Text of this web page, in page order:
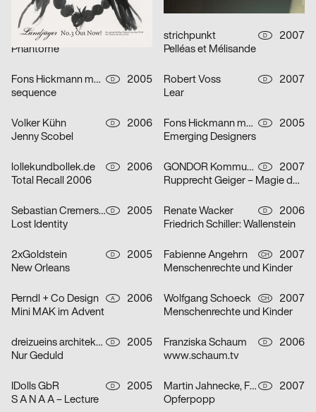
Der fliegende Holländer
Thomas Matthaeus Müller D
2006
Phantome
strichpunkt D
2007
Pelléas et Mélisande
Fons Hickmann m23 D
2005
sequence
Robert Voss D
2007
Lear
Volker Kühn D
2006
Jenny Scobel
Fons Hickmann m23 D
2005
Emerging Designers
lollekundbollek.de D
2006
Total Recall 2006
GONDOR Kommunikationsdesign D
2007
Rupprecht Geiger – Magie der Farbe
Sebastian Cremers, Daniel Schludi D
2005
Lost Identity
Renate Wacker D
2006
Friedrich Schiller: Wallenstein
2xGoldstein D
2005
New Orleans
Fabienne Angehrn CH
2007
Menschenrechte und Kinder
Perndl + Co Design A
2006
Mini MAK im Advent
Wolfgang Schoeck CH
2007
Menschenrechte und Kinder
dreizueins architekturdesigngrafik für Group.IE D
2005
Nur Geduld
Franziska Schaum D
2006
www.schaum.tv
IDolls GbR D
2005
S A N A A – Lecture
Martin Jahnecke, Friederike Kühne, Bastian Renner, Jana Steffen D
2007
Opferpopp